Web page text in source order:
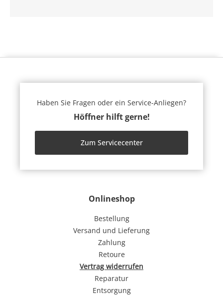
Onlineshop
Bestellung
Versand und Lieferung
Zahlung
Retoure
Vertrag widerrufen
Reparatur
Entsorgung
Haben Sie Fragen oder ein Service-Anliegen?
Höffner hilft gerne!
Zum Servicecenter